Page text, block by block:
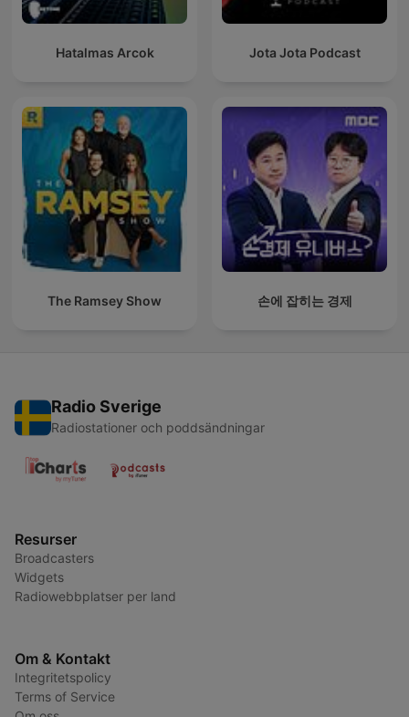
Hatalmas Arcok Jota Jota Podcast
The Ramsey Show 손에 잡히는 경제
Radio Sverige
Radiostationer och poddsändningar
Resurser
Broadcasters
Widgets
Radiowebbplatser per land
Om & Kontakt
Integritetspolicy
Terms of Service